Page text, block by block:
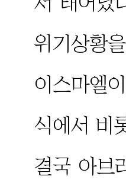
위기상황
이스마엘
식에서 비
결국 아브